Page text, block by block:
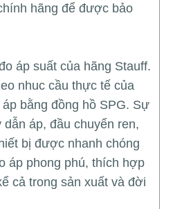
hãng để được bảo
áp suất của hãng Stauff.
nhuc cầu thực tế của
bằng đồng hồ SPG. Sự
áp, đầu chuyển ren,
bị được nhanh chóng
áp phong phú, thích hợp
cả trong sản xuất và đời